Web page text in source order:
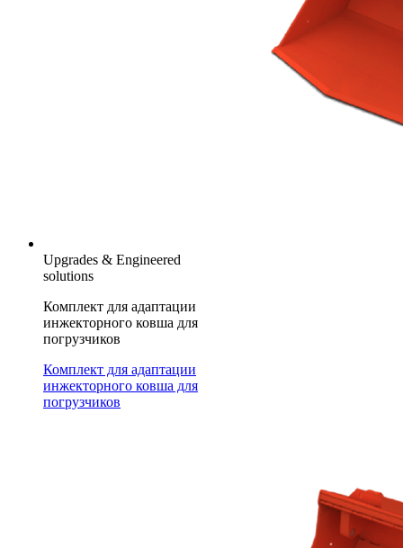
Upgrades & Engineered
solutions
Комплект для адаптации
инжекторного ковша для
погрузчиков
Комплект для адаптации
инжекторного ковша для
погрузчиков